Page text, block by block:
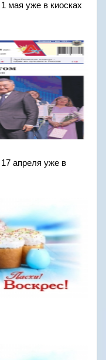
мая уже в киосках
апреля уже в